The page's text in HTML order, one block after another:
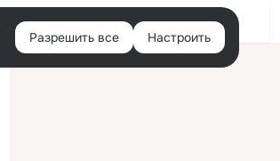
Войти
Разрешить все Настроить